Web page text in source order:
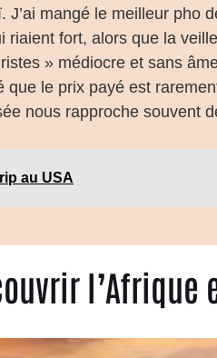
J’ai mangé le meilleur pho
riaient fort, alors que la
» médiocre et sans
que le prix payé est
nous rapproche souvent
au USA
l’Afrique